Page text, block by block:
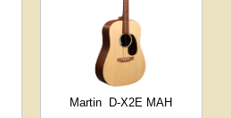
Martin D-X2E MAH